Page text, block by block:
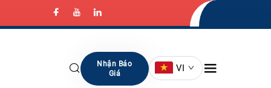
Nhận Báo
Giá
VI
Mục Lục
Khí Gel Loại III và Loại V: Điểm Khác
Nhau Là Gì Khi Cách Nhiệt Ở Nhiệt Độ